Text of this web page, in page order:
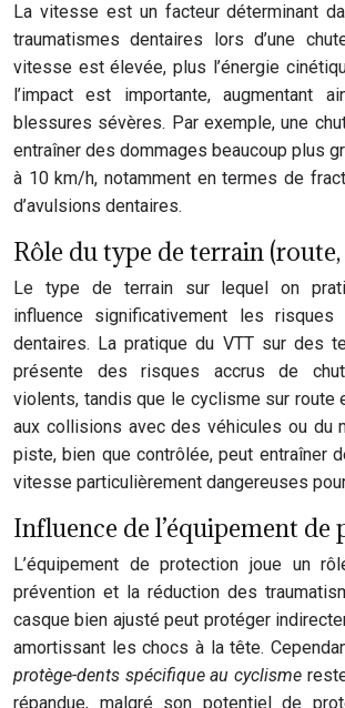
La vitesse est un facteur déterminant
traumatismes dentaires lors d’une
vitesse est élevée, plus l’énergie
l’impact est importante, augmentant
blessures sévères. Par exemple, une
entraîner des dommages beaucoup plus
à 10 km/h, notamment en termes de
d’avulsions dentaires.
Rôle du type de terrain
Le type de terrain sur lequel on
influence significativement les risques
dentaires. La pratique du VTT sur des
présente des risques accrus de
violents, tandis que le cyclisme sur route
aux collisions avec des véhicules ou du
piste, bien que contrôlée, peut entraîner
vitesse particulièrement dangereuses
Influence de l’équipement
L’équipement de protection joue un
prévention et la réduction des
casque bien ajusté peut protéger
amortissant les chocs à la tête.
protège-dents spécifique au cyclisme
répandue, malgré son potentiel de